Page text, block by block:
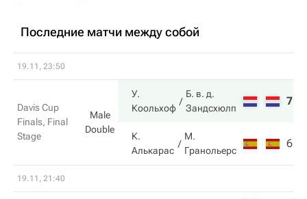
Последние матчи между собой
19.11, 23:50
Davis Cup
Finals, Final
Stage
Male
Double
У.
Коольхоф
Б. в. д.
Зандсхюлп
7
К.
Алькарас
М.
Гранольерс
6
19.11, 21:40